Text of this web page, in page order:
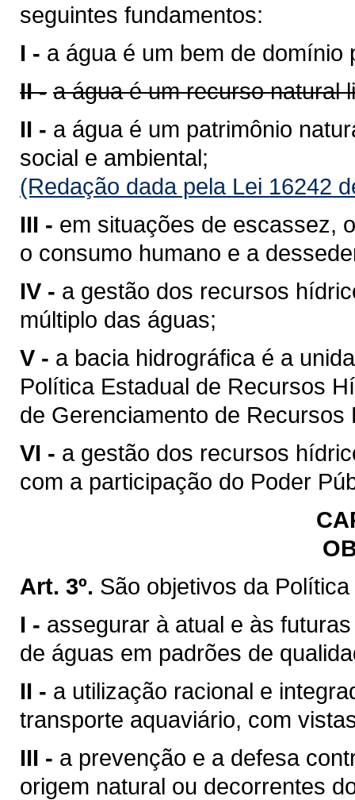
seguintes fundamentos:
I - a água é um bem de domínio
II - a água é um recurso natural
II - a água é um patrimônio
social e ambiental;
(Redação dada pela Lei 16242
III - em situações de escassez,
o consumo humano e a
IV - a gestão dos recursos
múltiplo das águas;
V - a bacia hidrográfica é a
Política Estadual de Recursos
de Gerenciamento de Recursos
VI - a gestão dos recursos
com a participação do Poder
Art. 3º. São objetivos da
I - assegurar à atual e às
de águas em padrões de
II - a utilização racional e
transporte aquaviário, com
III - a prevenção e a defesa
origem natural ou decorrentes